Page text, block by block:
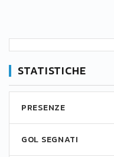
STATISTICHE
PRESENZE
GOL SEGNATI